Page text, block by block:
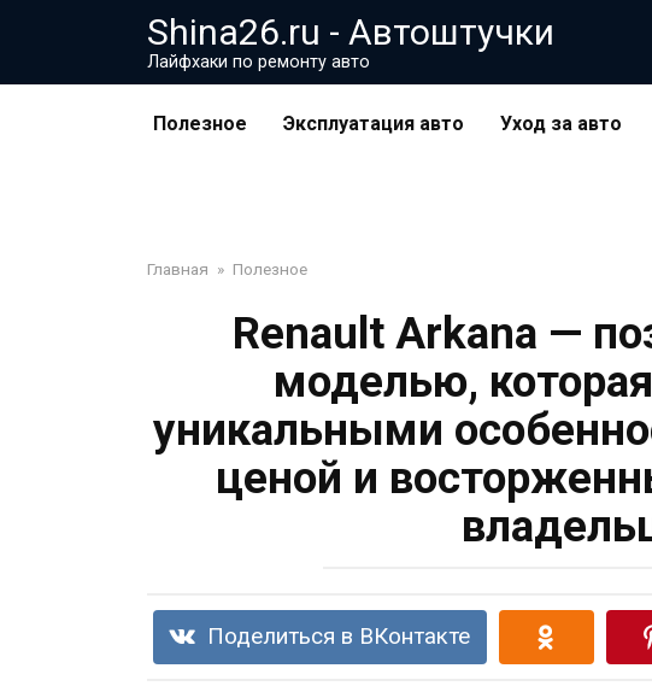
Shina26.ru - Автоштучки
Лайфхаки по ремонту авто
Полезное Эксплуатация авто Уход за авто
Главная » Полезное
Renault Arkana —
моделью,
уникальными
ценой и
Поделиться в ВКонтакте